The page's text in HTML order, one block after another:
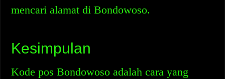
mencari alamat di Bondowoso.
Kesimpulan
Kode pos Bondowoso adalah cara yang